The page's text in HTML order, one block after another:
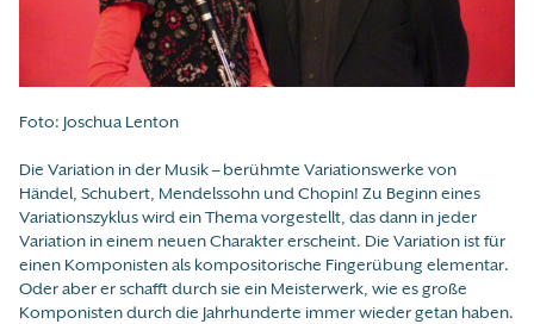
Foto: Joschua Lenton
Die Variation in der Musik – berühmte Variationswerke von
Händel, Schubert, Mendelssohn und Chopin! Zu Beginn eines
Variationszyklus wird ein Thema vorgestellt, das dann in jeder
Variation in einem neuen Charakter erscheint. Die Variation ist für
einen Komponisten als kompositorische Fingerübung elementar.
Oder aber er schafft durch sie ein Meisterwerk, wie es große
Komponisten durch die Jahrhunderte immer wieder getan haben.